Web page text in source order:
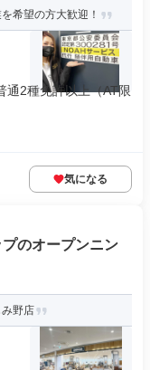
希望の方大歓迎！
2種免許以上（AT限
気になる
のオープンニン
野店